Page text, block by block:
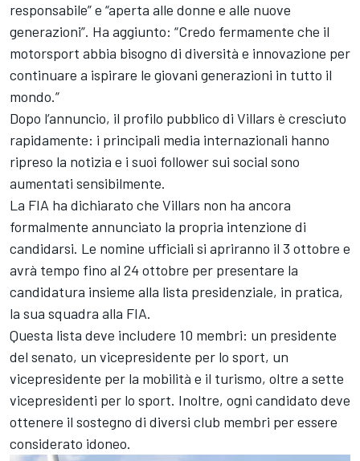
responsabile” e “aperta alle donne e alle nuove
generazioni”. Ha aggiunto: “Credo fermamente che il
motorsport abbia bisogno di diversità e innovazione per
continuare a ispirare le giovani generazioni in tutto il
mondo.”
Dopo l’annuncio, il profilo pubblico di Villars è cresciuto
rapidamente: i principali media internazionali hanno
ripreso la notizia e i suoi follower sui social sono
aumentati sensibilmente.
La FIA ha dichiarato che Villars non ha ancora
formalmente annunciato la propria intenzione di
candidarsi. Le nomine ufficiali si apriranno il 3 ottobre e
avrà tempo fino al 24 ottobre per presentare la
candidatura insieme alla lista presidenziale, in pratica,
la sua squadra alla FIA.
Questa lista deve includere 10 membri: un presidente
del senato, un vicepresidente per lo sport, un
vicepresidente per la mobilità e il turismo, oltre a sette
vicepresidenti per lo sport. Inoltre, ogni candidato deve
ottenere il sostegno di diversi club membri per essere
considerato idoneo.